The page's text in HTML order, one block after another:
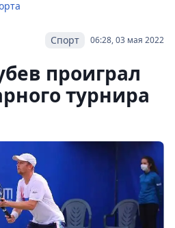
06:28, 03 мая 2022
Спорт
проиграл
турнира